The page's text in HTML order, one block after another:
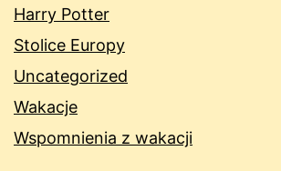
Harry Potter
Stolice Europy
Uncategorized
Wakacje
Wspomnienia z wakacji